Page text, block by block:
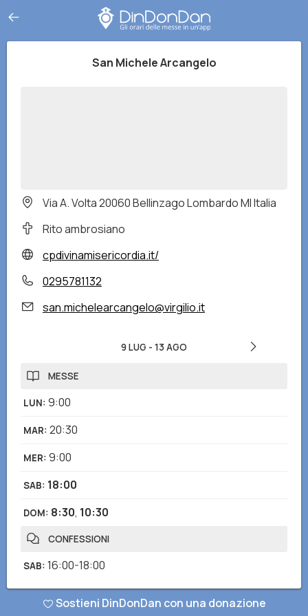
San Michele Arcangelo
Via A. Volta 20060 Bellinzago Lombardo MI Italia
Rito ambrosiano
cpdivinamisericordia.it/
0295781132
san.michelearcangelo@virgilio.it
9 LUG - 13 AGO
MESSE
LUN: 9:00
MAR: 20:30
MER: 9:00
SAB: 18:00
DOM: 8:30, 10:30
CONFESSIONI
SAB: 16:00-18:00
Hai notato informazioni mancanti o errate? Scarica l'app di
Sostieni DinDonDan con una donazione